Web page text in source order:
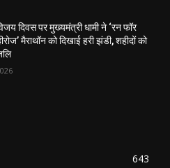
दिवस पर मुख्यमंत्री धामी ने ‘रन फॉर
मैराथॉन को दिखाई हरी झंडी, शहीदों को
643